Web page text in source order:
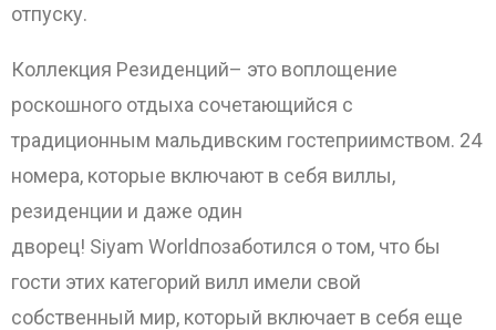
отпуску.
Коллекция Резиденций– это воплощение
роскошного отдыха сочетающийся с
традиционным мальдивским гостеприимством. 24
номера, которые включают в себя виллы,
резиденции и даже один
дворец! Siyam Worldпозаботился о том, что бы
гости этих категорий вилл имели свой
собственный мир, который включает в себя еще
ОТПРАВИТЬ